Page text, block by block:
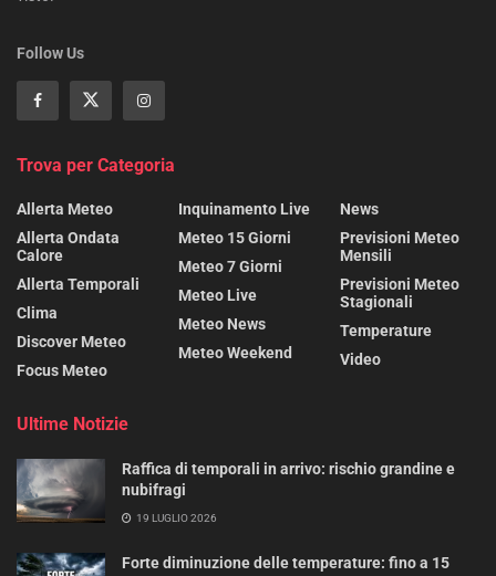
Follow Us
Trova per Categoria
Allerta Meteo
Allerta Ondata
Calore
Allerta Temporali
Clima
Discover Meteo
Focus Meteo
Inquinamento Live
Meteo 15 Giorni
Meteo 7 Giorni
Meteo Live
Meteo News
Meteo Weekend
News
Previsioni Meteo
Mensili
Previsioni Meteo
Stagionali
Temperature
Video
Ultime Notizie
Raffica di temporali in arrivo: rischio grandine e
nubifragi
19 LUGLIO 2026
Forte diminuzione delle temperature: fino a 15